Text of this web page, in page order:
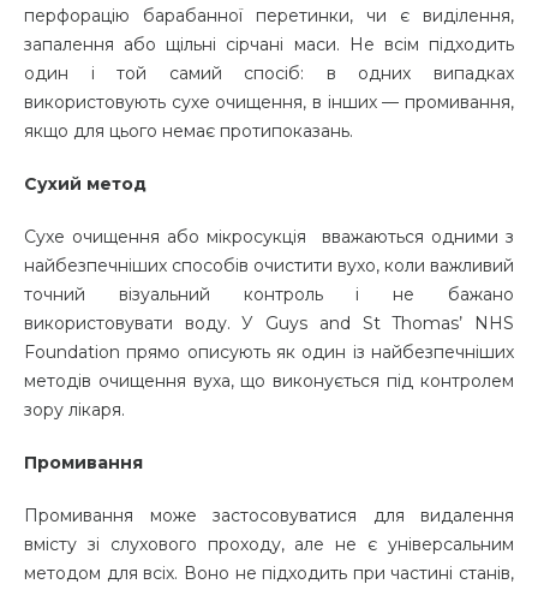
перфорацію барабанної перетинки, чи є виділення,
запалення або щільні сірчані маси. Не всім підходить
один і той самий спосіб: в одних випадках
використовують сухе очищення, в інших — промивання,
якщо для цього немає протипоказань.
Сухий метод
Сухе очищення або мікросукція вважаються одними з
найбезпечніших способів очистити вухо, коли важливий
точний візуальний контроль і не бажано
використовувати воду. У Guys and St Thomas’ NHS
Foundation прямо описують як один із найбезпечніших
методів очищення вуха, що виконується під контролем
зору лікаря.
Промивання
Промивання може застосовуватися для видалення
вмісту зі слухового проходу, але не є універсальним
методом для всіх. Воно не підходить при частині станів,